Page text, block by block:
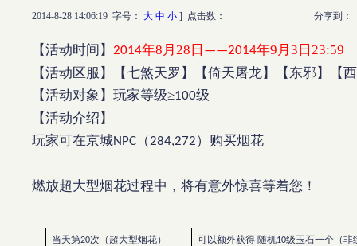
2014-8-28 14:06:19 字号： 大 中 小 ] 点击数： 分享到：
【活动时间】 2014年8 月28 日 ——2014年9 月3 日23:59
【活动区服】【七煞天罗】【倚天屠龙】【东邪】【
【活动对象】玩家等级≥100级
【活动介绍】
玩家可在京城NPC （284,272）购买烟花
燃放超大型烟花过程中，将有意外惊喜等着您！
当天第20次（超大型烟花） 可以额外获得 随机10级玉石一个（非